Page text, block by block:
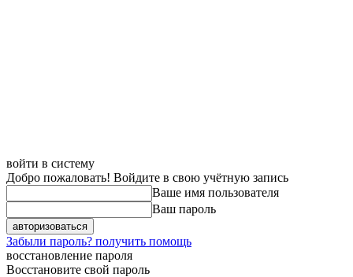
войти в систему
Добро пожаловать! Войдите в свою учётную запись
Ваше имя пользователя
Ваш пароль
Забыли пароль? получить помощь
восстановление пароля
Восстановите свой пароль